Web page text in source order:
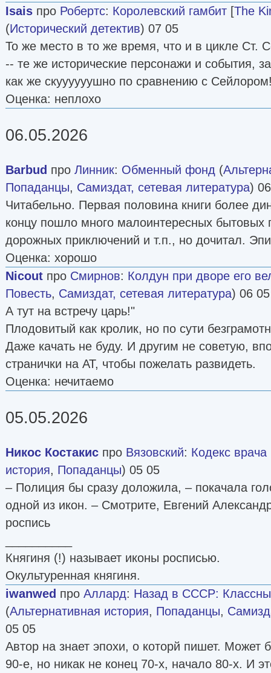
Isais про Робертс: Королевский гамбит [The
(Исторический детектив) 07 05
То же место в то же время, что и в цикле Ст.
-- те же исторические персонажи и события,
как же скуууууушно по сравнению с
Оценка: неплохо
06.05.2026
Barbud про Линник: Обменный фонд (
Попаданцы, Самиздат, сетевая литература)
Читабельно. Первая половина книги более
концу пошло много малоинтересных бытовых
дорожных приключений и т.п., но дочитал.
Оценка: хорошо
Nicout про Смирнов: Колдун при дворе его
Повесть, Самиздат, сетевая литература) 06 05
А тут на встречу царь!"
Плодовитый как кролик, но по сути
Даже качать не буду. И другим не советую,
странички на АТ, чтобы пожелать развидеть.
Оценка: нечитаемо
05.05.2026
Никос Костакис про Вязовский: Кодекс врача
история, Попаданцы) 05 05
– Полиция бы сразу доложила, – покачала
одной из икон. – Смотрите, Евгений
роспись
Княгиня (!) называет иконы росписью.
Окультуренная княгиня.
iwanwed про Аллард: Назад в СССР:
(Альтернативная история, Попаданцы,
05 05
Автор на знает эпохи, о которй пишет. Может
90-е, но никак не конец 70-х, начало 80-х. И